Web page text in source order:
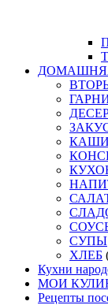
КАШИ
СУПЫ
ХЛЕБ
Кухни
МОИ
Рецепты